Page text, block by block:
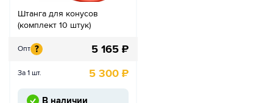
Штанга для конусов
(комплект 10 штук)
Опт ? 5 165 ₽
За 1 шт. 5 300 ₽
В наличии